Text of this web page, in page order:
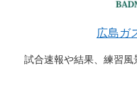
広島ガ
試合速報や結果、練習風